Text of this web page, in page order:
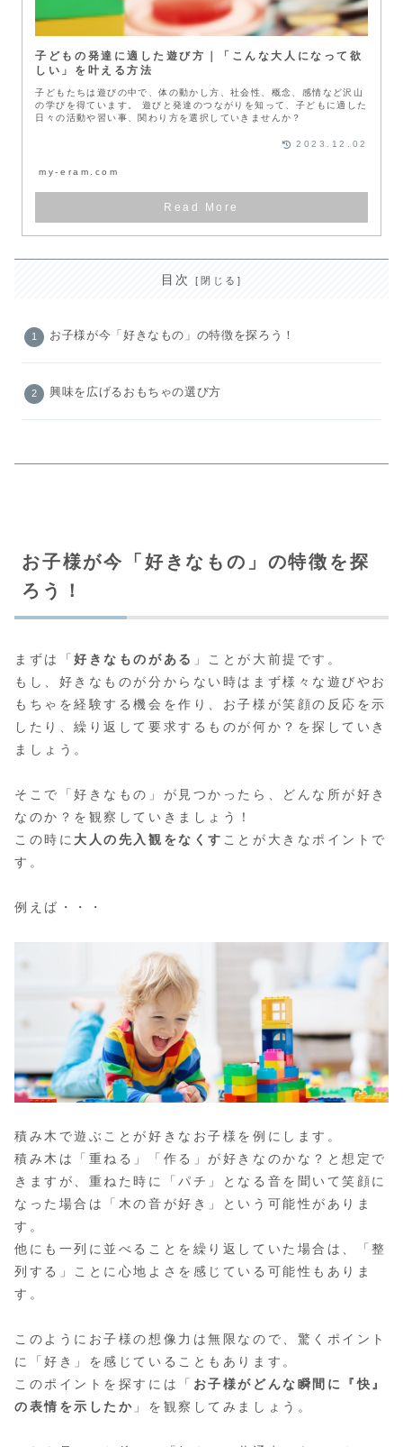
子どもの発達に適した遊び方｜「こんな大人になって欲
しい」を叶える方法
子どもたちは遊びの中で、体の動かし方、社会性、概念、感情など沢山
の学びを得ています。 遊びと発達のつながりを知って、子どもに適した
日々の活動や習い事、関わり方を選択していきませんか？
my-eram.com
2023.12.02
目次
お子様が今「好きなもの」の特徴を探ろう！
興味を広げるおもちゃの選び方
お子様が今「好きなもの」の特徴を探
ろう！
まずは「好きなものがある 」ことが大前提です。
もし、好きなものが分からない時はまず様々な遊びやお
もちゃを経験する機会を作り、お子様が笑顔の反応を示
したり、繰り返して要求するものが何か？を探していき
ましょう。
そこで「好きなもの」が見つかったら、どんな所が好き
なのか？を観察していきましょう！
この時に 大人の先入観をなくす ことが大きなポイントで
す。
例えば・・・
積み木で遊ぶことが好きなお子様を例にします。
積み木は「重ねる」「作る」が好きなのかな？と想定で
きますが、重ねた時に「パチ」となる音を聞いて笑顔に
なった場合は「木の音が好き」という可能性がありま
す。
他にも一列に並べることを繰り返していた場合は、「整
列する」ことに心地よさを感じている可能性もありま
す。
このようにお子様の想像力は無限なので、驚くポイント
に「好き」を感じていることもあります。
このポイントを探すには「 お子様がどんな瞬間に『快』
の表情を示したか 」を観察してみましょう。